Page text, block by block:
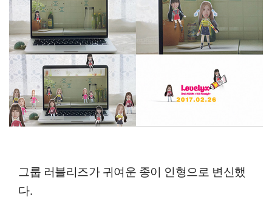
그룹 러블리즈가 귀여운 종이 인형으로 변신했
다.